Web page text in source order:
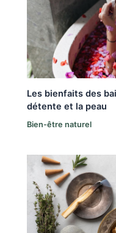
Les bienfaits des
détente et la peau
Bien-être naturel